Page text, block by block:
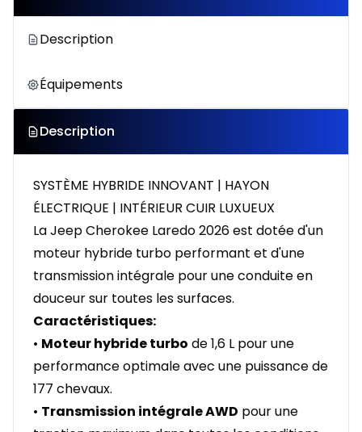
Description
Équipements
Description
SYSTÈME HYBRIDE INNOVANT | HAYON
ÉLECTRIQUE | INTÉRIEUR CUIR LUXUEUX
La Jeep Cherokee Laredo 2026 est dotée d'un
moteur hybride turbo performant et d'une
transmission intégrale pour une conduite en
douceur sur toutes les surfaces.
Caractéristiques:
• Moteur hybride turbo de 1,6 L pour une
performance optimale avec une puissance de
177 chevaux.
• Transmission intégrale AWD pour une